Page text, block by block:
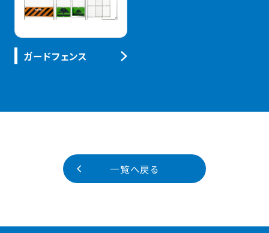
ガードフェンス
一覧へ戻る